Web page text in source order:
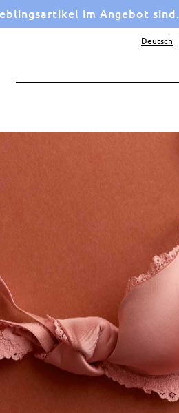
im Angebot sind.
Deutsch